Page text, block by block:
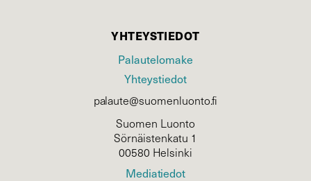
YHTEYSTIEDOT
Palautelomake
Yhteystiedot
palaute@suomenluonto.fi
Suomen Luonto
Sörnäistenkatu 1
00580 Helsinki
Mediatiedot